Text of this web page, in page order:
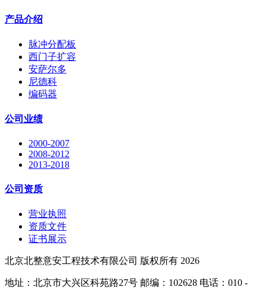
产品介绍
脉冲分配板
西门子扩容
安萨尔多
尼德科
编码器
公司业绩
2000-2007
2008-2012
2013-2018
公司资质
营业执照
资质文件
证书展示
北京北整意安工程技术有限公司 版权所有 2026
地址：北京市大兴区科苑路27号 邮编：102628 电话：010 -